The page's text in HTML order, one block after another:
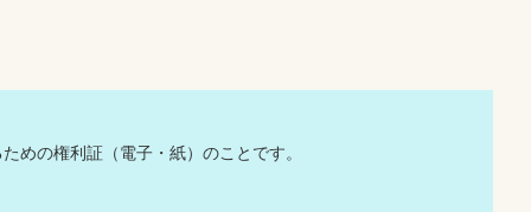
めの権利証（電子・紙）のことです。